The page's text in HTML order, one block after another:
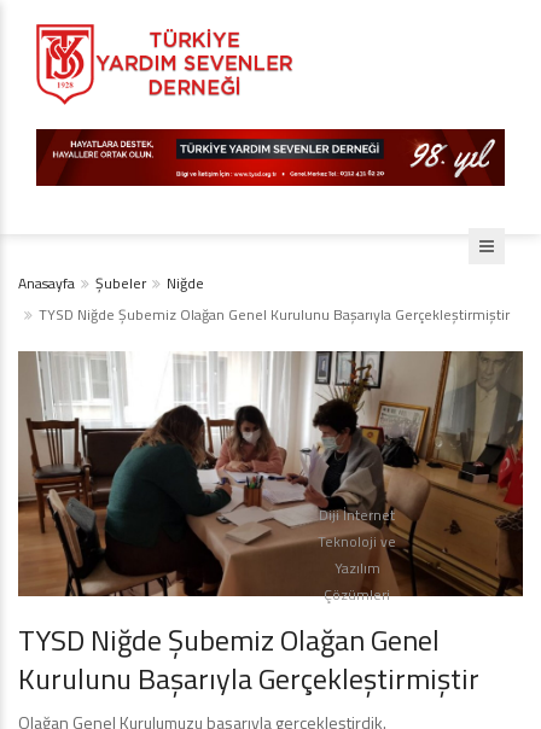
Anasayfa Şubeler
Niğde
TYSD Niğde Şubemiz Olağan Genel Kurulunu Başarıyla Gerçekleştirmiştir
TYSD Niğde Şubemiz Olağan Genel
Kurulunu Başarıyla Gerçekleştirmiştir
Olağan Genel Kurulumuzu başarıyla gerçekleştirdik.
Diji İnternet
Teknoloji ve
Yazılım
Çözümleri